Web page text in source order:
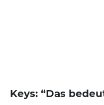
Keys: “Das